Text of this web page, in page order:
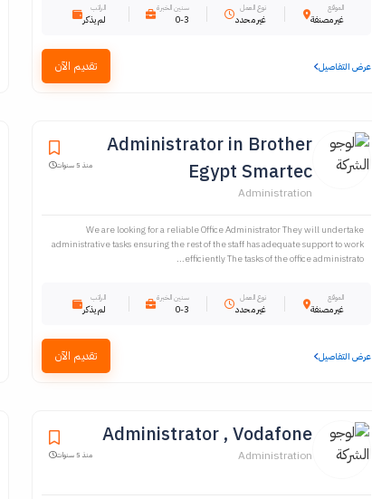
الموقع
غير مصنفة
نوع العمل
غير محدد
سنين الخبرة
0-3
الراتب
لم يذكر
عرض التفاصيل تقديم الآن
Administrator in Brother
Egypt Smartec
Administration
منذ 5 سنوات
We are looking for a reliable Office Administrator They will undertake
administrative tasks ensuring the rest of the staff has adequate support to work
efficiently The tasks of the office administrato...
الموقع
غير مصنفة
نوع العمل
غير محدد
سنين الخبرة
0-3
الراتب
لم يذكر
عرض التفاصيل تقديم الآن
Administrator , Vodafone
Administration منذ 5 سنوات